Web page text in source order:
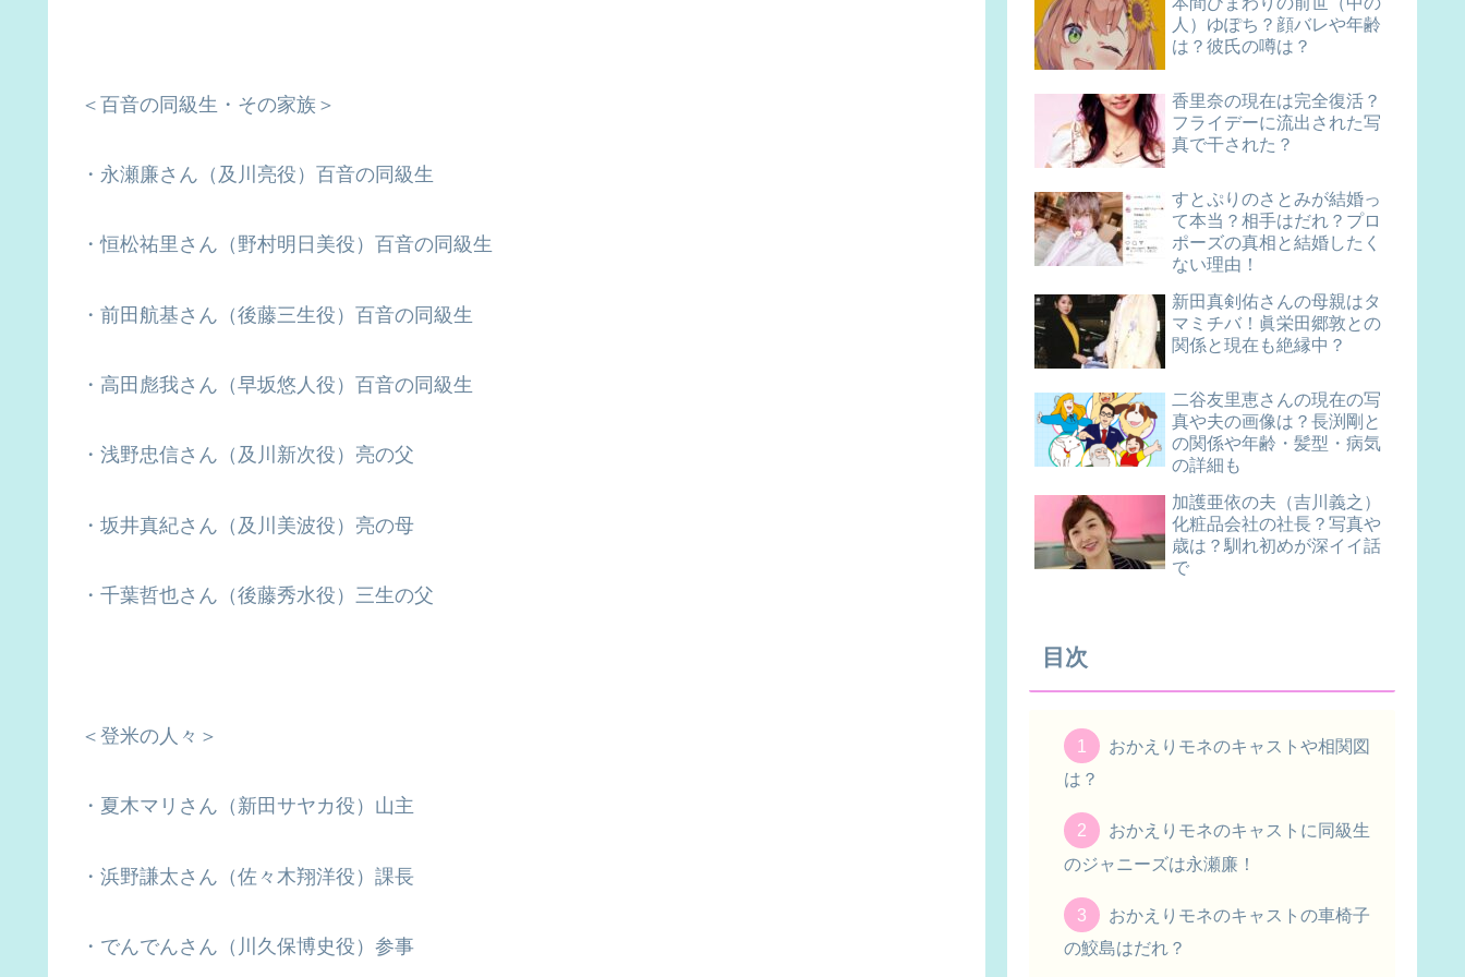
＜百音の同級生・その家族＞
・永瀬廉さん（及川亮役）百音の同級生
・恒松祐里さん（野村明日美役）百音の同級生
・前田航基さん（後藤三生役）百音の同級生
・高田彪我さん（早坂悠人役）百音の同級生
・浅野忠信さん（及川新次役）亮の父
・坂井真紀さん（及川美波役）亮の母
・千葉哲也さん（後藤秀水役）三生の父
＜登米の人々＞
・夏木マリさん（新田サヤカ役）山主
・浜野謙太さん（佐々木翔洋役）課長
・でんでんさん（川久保博史役）参事
人）ゆぽち？顔バレや年齢
は？彼氏の噂は？
香里奈の現在は完全復活？
フライデーに流出された写
真で干された？
すとぷりのさとみが結婚っ
て本当？相手はだれ？プロ
ポーズの真相と結婚したく
ない理由！
新田真剣佑さんの母親はタ
マミチバ！眞栄田郷敦との
関係と現在も絶縁中？
二谷友里恵さんの現在の写
真や夫の画像は？長渕剛と
の関係や年齢・髪型・病気
の詳細も
加護亜依の夫（吉川義之）
化粧品会社の社長？写真や
歳は？馴れ初めが深イイ話
で
目次
おかえりモネのキャストや相関図
は？
おかえりモネのキャストに同級生
のジャニーズは永瀬廉！
おかえりモネのキャストの車椅子
の鮫島はだれ？